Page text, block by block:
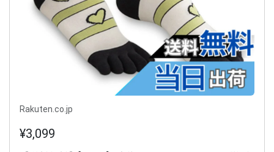
Rakuten.co.jp
¥3,099